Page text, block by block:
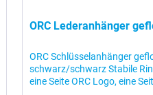
ORC Lederanhänger
ORC Schlüsselanhänger
schwarz/schwarz Stabile
eine Seite ORC Logo, eine